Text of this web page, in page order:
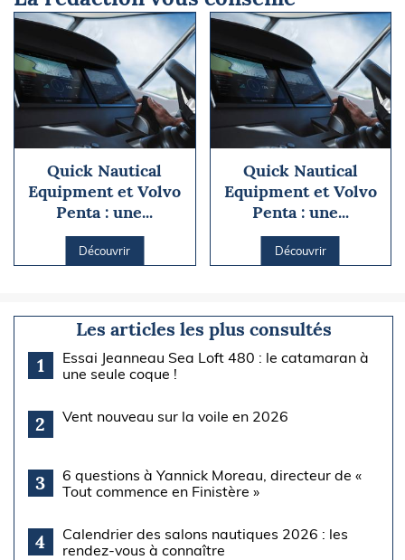
Quick Nautical
Equipment et Volvo
Penta : une...
Découvrir
Quick Nautical
Equipment et Volvo
Penta : une...
Découvrir
Les articles les plus consultés
1
Essai Jeanneau Sea Loft 480 : le catamaran à
une seule coque !
2 Vent nouveau sur la voile en 2026
3
6 questions à Yannick Moreau, directeur de «
Tout commence en Finistère »
4
Calendrier des salons nautiques 2026 : les
rendez-vous à connaître